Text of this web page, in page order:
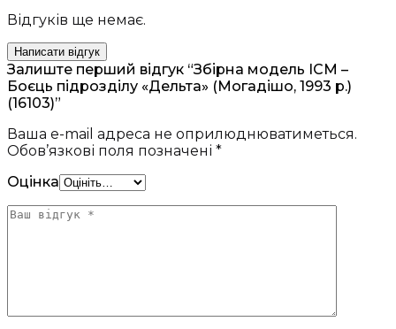
Відгуків ще немає.
Написати відгук
Залиште перший відгук “Збірна модель ICM –
Боєць підрозділу «Дельта» (Могадішо, 1993 р.)
(16103)”
Ваша e-mail адреса не оприлюднюватиметься.
Обов’язкові поля позначені *
Оцінка